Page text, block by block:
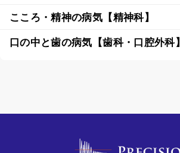
こころ・精神の病気【精神科】
口の中と歯の病気【歯科・口腔外科】